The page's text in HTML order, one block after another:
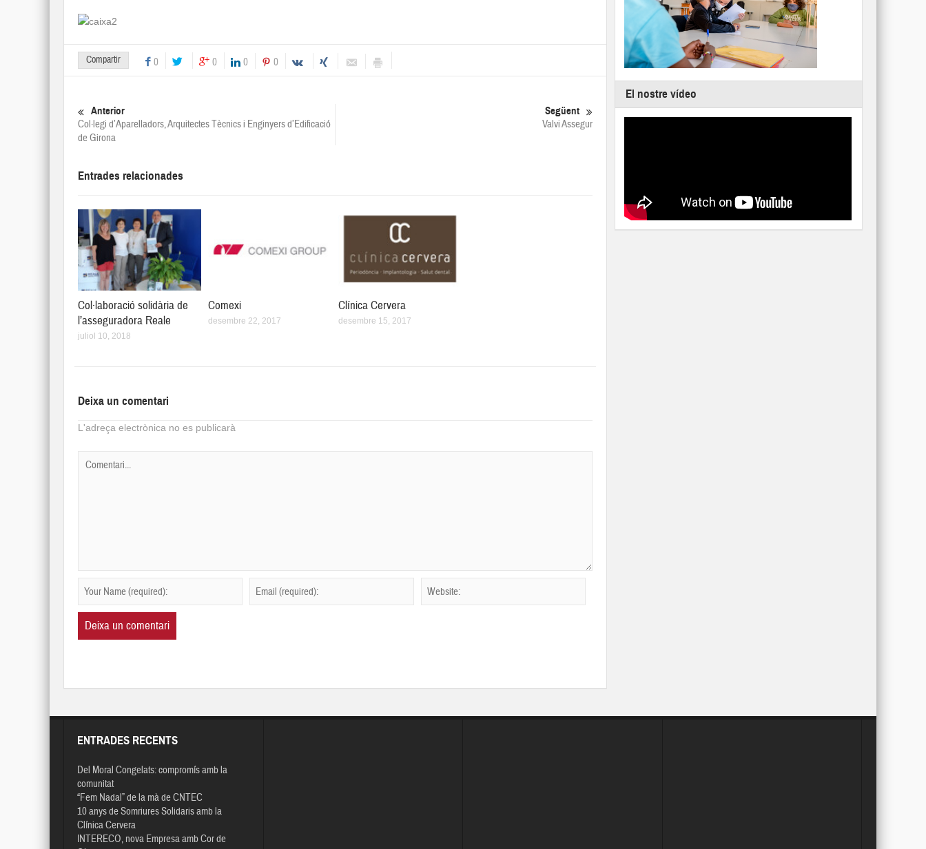
Compartir 0 0 0 0
Anterior
Col·legi d’Aparelladors, Arquitectes Tècnics i Enginyers d’Edificació
de Girona
Següent
Valvi Assegur
Entrades relacionades
Col·laboració solidària de
l’asseguradora Reale
juliol 10, 2018
Comexi
desembre 22, 2017
Clínica Cervera
desembre 15, 2017
Deixa un comentari
L'adreça electrònica no es publicarà
El nostre vídeo
ENTRADES RECENTS
Del Moral Congelats: compromís amb la
comunitat
“Fem Nadal” de la mà de CNTEC
10 anys de Somriures Solidaris amb la
Clínica Cervera
INTERECO, nova Empresa amb Cor de